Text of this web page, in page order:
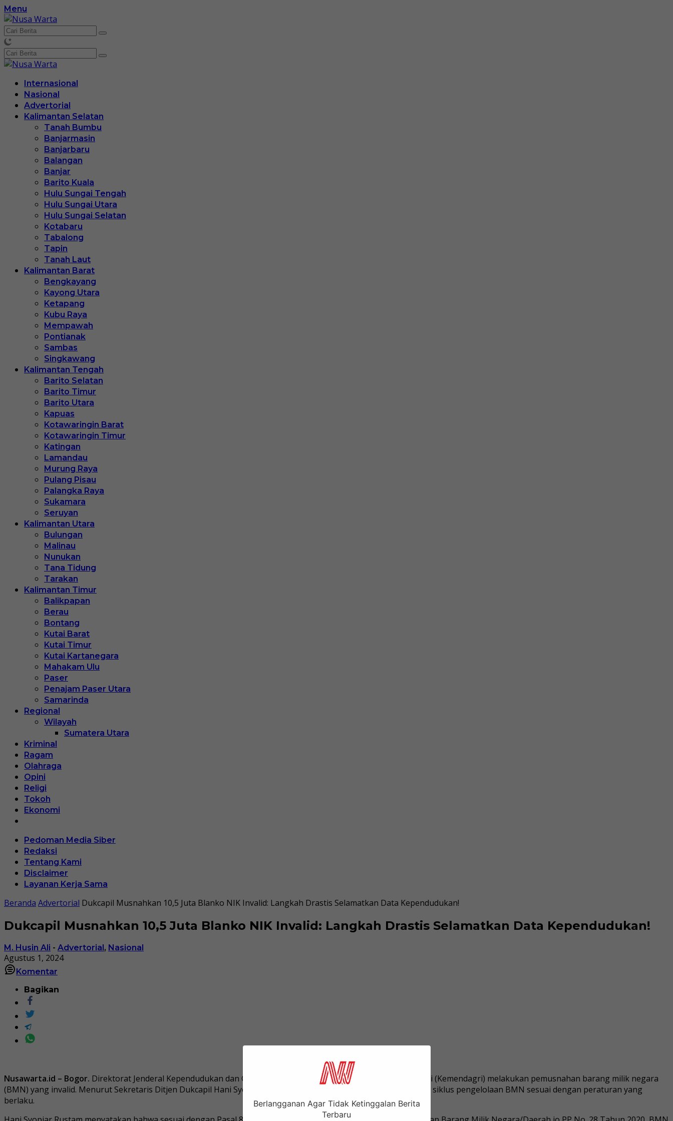
Langsung
ke
konten
Menu
Internasional
Nasional
Advertorial
Kalimantan Selatan
Tanah Bumbu
Banjarmasin
Banjarbaru
Balangan
Banjar
Barito Kuala
Hulu Sungai Tengah
Hulu Sungai Utara
Hulu Sungai Selatan
Kotabaru
Tabalong
Tapin
Tanah Laut
Kalimantan Barat
Bengkayang
Kayong Utara
Ketapang
Kubu Raya
Mempawah
Pontianak
Sambas
Singkawang
Kalimantan Tengah
Barito Selatan
Barito Timur
Barito Utara
Kapuas
Kotawaringin Barat
Kotawaringin Timur
Katingan
Lamandau
Murung Raya
Pulang Pisau
Palangka Raya
Sukamara
Seruyan
Kalimantan Utara
Bulungan
Malinau
Nunukan
Tana Tidung
Tarakan
Kalimantan Timur
Balikpapan
Berau
Bontang
Kutai Barat
Kutai Timur
Kutai Kartanegara
Mahakam Ulu
Paser
Penajam Paser Utara
Samarinda
Regional
Wilayah
Sumatera Utara
Kriminal
Ragam
Olahraga
Opini
Religi
Tokoh
Ekonomi
Pedoman Media Siber
Redaksi
Tentang Kami
Disclaimer
Layanan Kerja Sama
Beranda Advertorial Dukcapil Musnahkan 10,5 Juta Blanko NIK Invalid: Langkah Drastis Selamatkan Data Kependudukan!
Dukcapil Musnahkan 10,5 Juta Blanko NIK Invalid: Langkah Drastis Selamatkan Data Kependudukan!
M. Husin Ali - Advertorial, Nasional
Agustus 1, 2024
Komentar
Bagikan
Nusawarta.id – Bogor. Direktorat Jenderal Kependudukan dan Catatan Sipil (Dukcapil) Kementerian Dalam Negeri (Kemendagri) melakukan pemusnahan barang milik negara
(BMN) yang invalid. Menurut Sekretaris Ditjen Dukcapil Hani Syopiar Rustam, tindakan ini merupakan bagian dari siklus pengelolaan BMN sesuai dengan peraturan yang
berlaku.
Berlangganan Agar Tidak Ketinggalan Berita
Terbaru